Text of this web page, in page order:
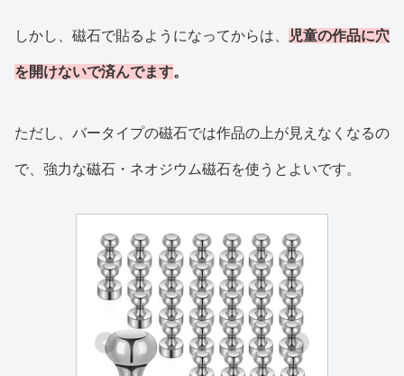
しかし、磁石で貼るようになってからは、 児童の作品に穴
を開けないで済んでます。
ただし、バータイプの磁石では作品の上が見えなくなるの
で、強力な磁石・ネオジウム磁石を使うとよいです。